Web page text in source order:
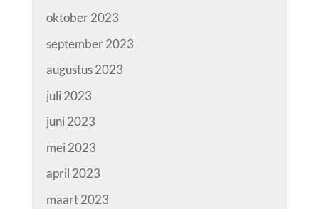
oktober 2023
september 2023
augustus 2023
juli 2023
juni 2023
mei 2023
april 2023
maart 2023